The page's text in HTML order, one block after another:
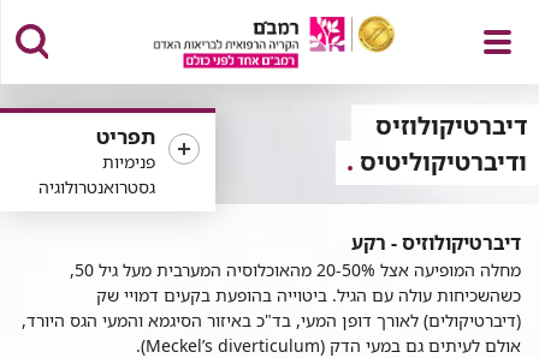
פתח
תפריט
תפריט
פנימיות
גסטרואנטרולוגיה
דיברטיקולוזיס
ודיברטיקוליטיס
דיברטיקולוזיס - רקע
מחלה המופיעה אצל 20-50% מהאוכלוסיה המערבית מעל גיל 50,
כשהשכיחות עולה עם הגיל. ביטוייה בהופעת בקעים דמויי שק
(דיברטיקולים) לאורך דופן המעי, בד"כ באיזור הסיגמא והמעי הגס היורד,
אולם לעיתים גם במעי הדק (Meckel’s diverticulum).